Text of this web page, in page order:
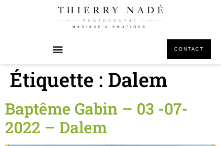
CONTACT
Étiquette : Dalem
Baptême Gabin – 03 -07-
2022 – Dalem